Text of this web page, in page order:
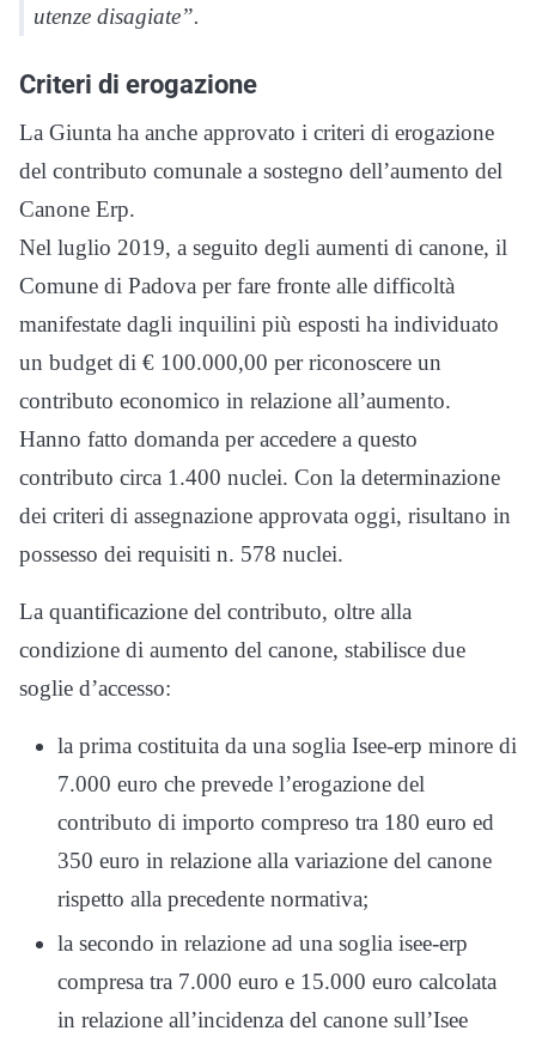
utenze disagiate”.
Criteri di erogazione
La Giunta ha anche approvato i criteri di erogazione
del contributo comunale a sostegno dell’aumento del
Canone Erp.
Nel luglio 2019, a seguito degli aumenti di canone, il
Comune di Padova per fare fronte alle difficoltà
manifestate dagli inquilini più esposti ha individuato
un budget di € 100.000,00 per riconoscere un
contributo economico in relazione all’aumento.
Hanno fatto domanda per accedere a questo
contributo circa 1.400 nuclei. Con la determinazione
dei criteri di assegnazione approvata oggi, risultano in
possesso dei requisiti n. 578 nuclei.
La quantificazione del contributo, oltre alla
condizione di aumento del canone, stabilisce due
soglie d’accesso:
la prima costituita da una soglia Isee-erp minore di
7.000 euro che prevede l’erogazione del
contributo di importo compreso tra 180 euro ed
350 euro in relazione alla variazione del canone
rispetto alla precedente normativa;
la secondo in relazione ad una soglia isee-erp
compresa tra 7.000 euro e 15.000 euro calcolata
in relazione all’incidenza del canone sull’Isee